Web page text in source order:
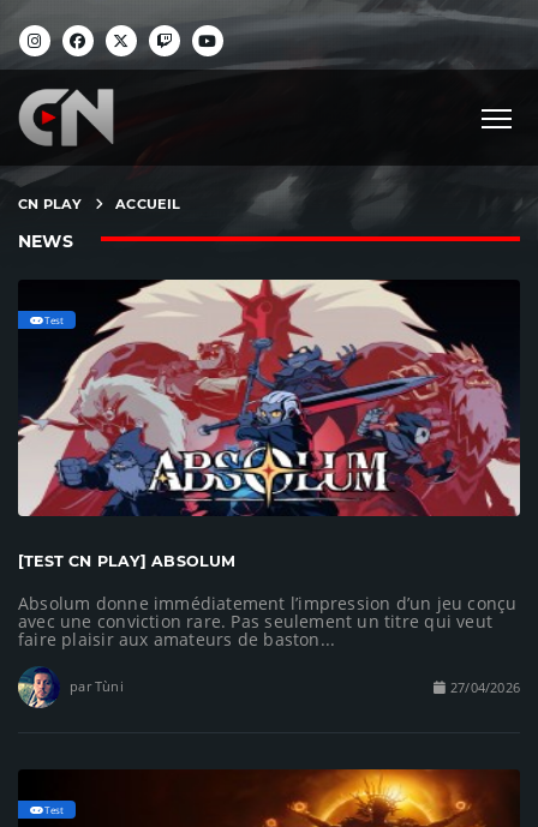
CN PLAY ACCUEIL
NEWS
Test
[TEST CN PLAY] ABSOLUM
Absolum donne immédiatement l’impression d’un jeu conçu
avec une conviction rare. Pas seulement un titre qui veut
faire plaisir aux amateurs de baston...
par Tùni 27/04/2026
Test